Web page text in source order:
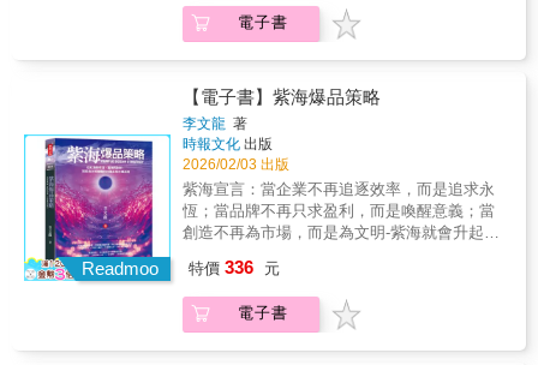
地、台灣是人」提出全新分析框架：美國訂規
則、中國與亞洲是落腳地，台灣則是人、是企
擇，交織而成的產業敘事：不同於一般科技產
業書籍，本書穿插作者家族故事、庶民生活經
驗、台灣產業歷史，以及旅行世界的所見所
思，從農業到工廠，從個人到供應鏈，讓你理
解電子業不只是產線，而是一整個社會的集體
選擇。
——克勞斯．施瓦布（Klaus Schwab），前世
界經濟論壇執行主席本書結合生動的故事與犀
利的分析，讓AI的未來不再只是冷冰冰的技
術，而是一段扣人心弦、以人為核心的旅程。
——大衛．巴哈（David Bach），IMD 商學院
院長數位版的你正在快速到來，它的名字就叫
AI分身。這本書清楚易讀，分析數位代理如何
提升每個人的能力，從單純的輔助工具，進化
成真正的夥伴。此外，本書還描繪出一幅吸引
力的藍圖，指向一個以人為本的未來。——約
翰．錢伯斯（John Chambers），思科系統
（Cisco）前董事長暨執行長是時候讓AI 真正
AI來放大人類的智慧。這本開創性的著作，對
所有渴望打造「以人為本」、並將責任與尊嚴
視為核心價值的領導人，提供極其珍貴的數位
類社會邁入「大模型時代」的序幕。在這場全
球性的 AI 競賽中，OpenAI、Google、Meta、
Apple 等科技巨頭各展所長，紛紛推出自己的
Cohere 等新興公司則以靈活創新的策略切入市
場。不同玩家在技術研發、開源生態、應用落
地與商業模式上各有取向，形成了一個充滿智
慧、策略與博弈的激烈競技場。本書深入剖析
各大公司背後的商業戰略與技術布局，從 GPT
系列的崛起到各大巨頭的追趕與創新，為讀者
呈現一幅完整的 AI 產業版圖。本書文字通俗易
助 AI 愛好者理解大模型技術的演進脈絡，也為
行業從業者提供了寶貴的市場策略參考。透過
豐富案例與詳盡分析，讀者將能清晰梳理人工
年前，藍海策略如黎明初現，為世界企業帶來
希望！但當無數商學院學生把藍海寫進PPT、
海。而是變成一套公式，一種被量化、被複
製、被模組化的夢想。紫海是來自創造者對意
義的召喚。人們不再問：「我該賣什麼？」而
是問：「我為何而創？」紫海企業不只是推出
商品，而是塑造文化；不只是滿足需求，而是
創造靈魂。那些最強的企業，不是擁有最多資
金的，而是擁有最深信仰的。當信仰轉化為文
化，文化轉化為行動，行動轉化為傳奇，紫海
文明就此誕生。
電子書
Readmoo
【電子書】紫海爆品策略
李文龍 著
時報文化 出版
2026/02/03 出版
紫海宣言：當企業不再追逐效率，而是追求永
恆；當品牌不再只求盈利，而是喚醒意義；當
創造不再為市場，而是為文明-紫海就會升起。
的「創新」；而紫海講的是文明的覺醒。二十
年前，藍海策略如黎明初現，為世界企業帶來
希望！但當無數商學院學生把藍海寫進PPT、
特價 336 元
電子書